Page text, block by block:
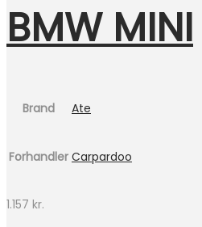
BMW MINI
Brand Ate
Forhandler Carpardoo
1.157 kr.